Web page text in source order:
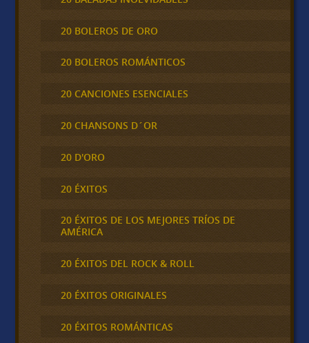
20 BOLEROS DE ORO
20 BOLEROS ROMÁNTICOS
20 CANCIONES ESENCIALES
20 CHANSONS D´OR
20 D'ORO
20 ÉXITOS
20 ÉXITOS DE LOS MEJORES TRÍOS DE
AMÉRICA
20 ÉXITOS DEL ROCK & ROLL
20 ÉXITOS ORIGINALES
20 ÉXITOS ROMÁNTICAS